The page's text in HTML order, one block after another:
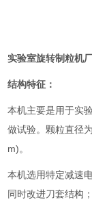
实验室旋转制粒机
结构特征：
本机主要是用于实
做试验。颗粒直径
m)。
本机选用特定减速
同时改进刀套结构